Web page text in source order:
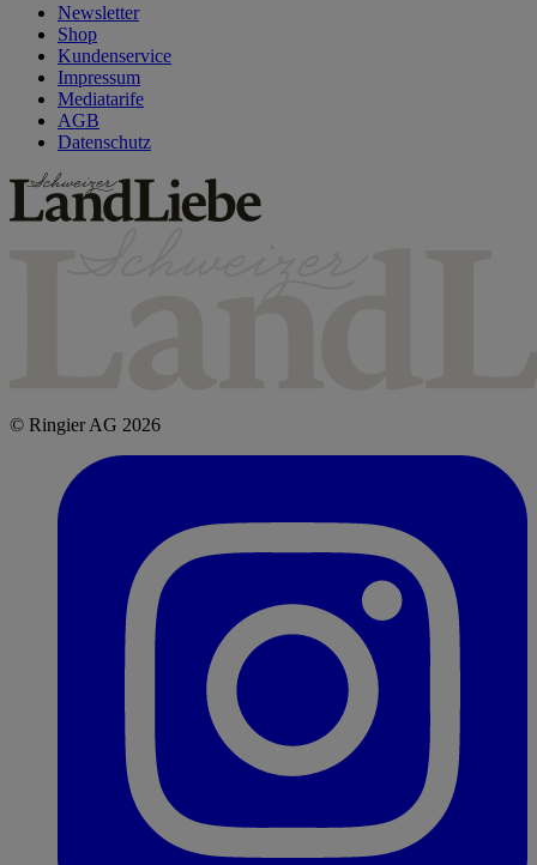
Newsletter
Shop
Kundenservice
Impressum
Mediatarife
AGB
Datenschutz
© Ringier AG 2026